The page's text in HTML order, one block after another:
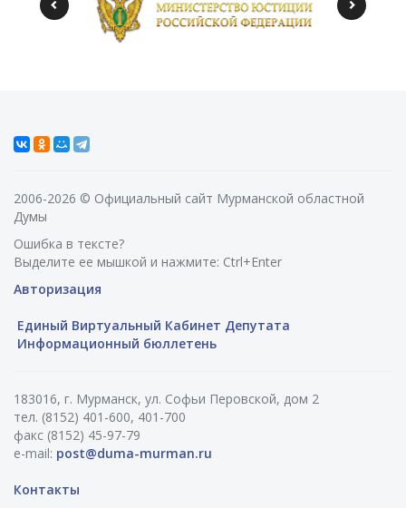
2006-2026 © Официальный сайт Мурманской областной
Думы
Ошибка в тексте?
Выделите ее мышкой и нажмите: Ctrl+Enter
Авторизация
Единый Виртуальный Кабинет Депутата
Информационный бюллетень
183016, г. Мурманск, ул. Софьи Перовской, дом 2
тел. (8152) 401-600, 401-700
факс (8152) 45-97-79
e-mail: post@duma-murman.ru
Контакты